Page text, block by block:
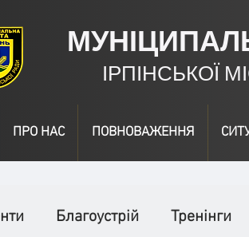
ІРПІНСЬКОЇ
ПРО НАС ПОВНОВАЖЕННЯ
Благоустрій Тренінги